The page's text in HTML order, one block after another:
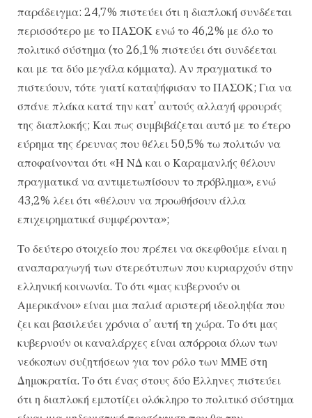
παράδειγμα: 24,7% πιστεύει ότι η διαπλοκή συνδέεται
περισσότερο με το ΠΑΣΟΚ ενώ το 46,2% με όλο το
πολιτικό σύστημα (το 26,1% πιστεύει ότι συνδέεται
και με τα δύο μεγάλα κόμματα). Αν πραγματικά το
πιστεύουν, τότε γιατί καταψήφισαν το ΠΑΣΟΚ; Για να
σπάνε πλάκα κατά την κατ’ αυτούς αλλαγή φρουράς
της διαπλοκής; Και πως συμβιβάζεται αυτό με το έτερο
εύρημα της έρευνας που θέλει 50,5% τω πολιτών να
αποφαίνονται ότι «Η ΝΔ και ο Καραμανλής θέλουν
πραγματικά να αντιμετωπίσουν το πρόβλημα», ενώ
43,2% λέει ότι «θέλουν να προωθήσουν άλλα
επιχειρηματικά συμφέροντα»;
Το δεύτερο στοιχείο που πρέπει να σκεφθούμε είναι η
αναπαραγωγή των στερεότυπων που κυριαρχούν στην
ελληνική κοινωνία. Το ότι «μας κυβερνούν οι
Αμερικάνοι» είναι μια παλιά αριστερή ιδεοληψία που
ζει και βασιλεύει χρόνια σ’ αυτή τη χώρα. Το ότι μας
κυβερνούν οι καναλάρχες είναι απόρροια όλων των
νεόκοπων συζητήσεων για τον ρόλο των ΜΜΕ στη
Δημοκρατία. Το ότι ένας στους δύο Έλληνες πιστεύει
ότι η διαπλοκή εμποτίζει ολόκληρο το πολιτικό σύστημα